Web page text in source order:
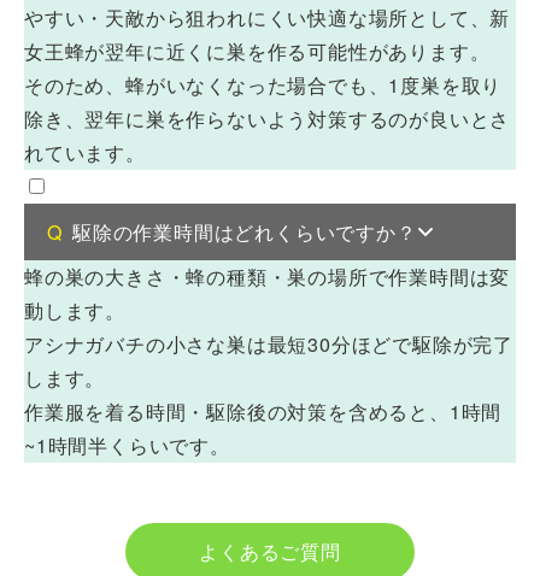
やすい・天敵から狙われにくい快適な場所として、新
女王蜂が翌年に近くに巣を作る可能性があります。
そのため、蜂がいなくなった場合でも、1度巣を取り
除き、翌年に巣を作らないよう対策するのが良いとさ
れています。
駆除の作業時間はどれくらいですか？
蜂の巣の大きさ・蜂の種類・巣の場所で作業時間は変
動します。
アシナガバチの小さな巣は最短30分ほどで駆除が完了
します。
作業服を着る時間・駆除後の対策を含めると、1時間
~1時間半くらいです。
よくあるご質問